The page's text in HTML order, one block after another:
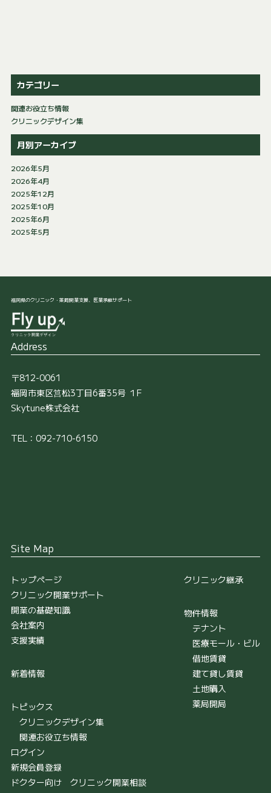
カテゴリー
関連お役立ち情報
クリニックデザイン集
月別アーカイブ
2026年5月
2026年4月
2025年12月
2025年10月
2025年6月
2025年5月
福岡県のクリニック・薬局開業支援、医業承継サポート
Address
〒812-0061
福岡市東区筥松3丁目6番35号 １F
Skytune株式会社
TEL：092-710-6150
Site Map
トップページ
クリニック開業サポート
開業の基礎知識
会社案内
支援実績
新着情報
トピックス
クリニックデザイン集
関連お役立ち情報
クリニック継承
物件情報
テナント
医療モール・ビル
借地賃貸
建て貸し賃貸
土地購入
薬局開局
ログイン
新規会員登録
ドクター向け クリニック開業相談